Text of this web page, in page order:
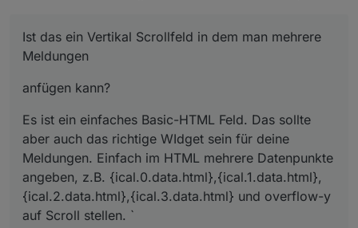
Ist das ein Vertikal Scrollfeld in dem man mehrere
Meldungen
anfügen kann?
Es ist ein einfaches Basic-HTML Feld. Das sollte
aber auch das richtige WIdget sein für deine
Meldungen. Einfach im HTML mehrere Datenpunkte
angeben, z.B. {ical.0.data.html},{ical.1.data.html},
{ical.2.data.html},{ical.3.data.html} und overflow-y
auf Scroll stellen. `